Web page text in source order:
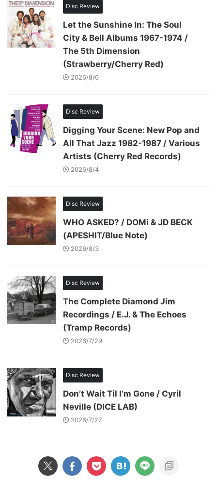
Disc Review
Let the Sunshine In: The Soul
City & Bell Albums 1967-1974 /
The 5th Dimension
(Strawberry/Cherry Red)
2026/8/6
Disc Review
Digging Your Scene: New Pop and
All That Jazz 1982-1987 / Various
Artists (Cherry Red Records)
2026/8/4
Disc Review
WHO ASKED? / DOMi & JD BECK
(APESHIT/Blue Note)
2026/8/3
Disc Review
The Complete Diamond Jim
Recordings / E.J. & The Echoes
(Tramp Records)
2026/7/29
Disc Review
Don’t Wait Til I’m Gone / Cyril
Neville (DICE LAB)
2026/7/27